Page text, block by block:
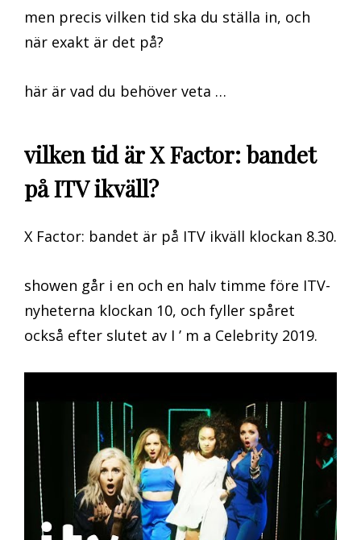
men precis vilken tid ska du ställa in, och
när exakt är det på?
här är vad du behöver veta …
vilken tid är X Factor: bandet
på ITV ikväll?
X Factor: bandet är på ITV ikväll klockan 8.30.
showen går i en och en halv timme före ITV-
nyheterna klockan 10, och fyller spåret
också efter slutet av I ’ m a Celebrity 2019.